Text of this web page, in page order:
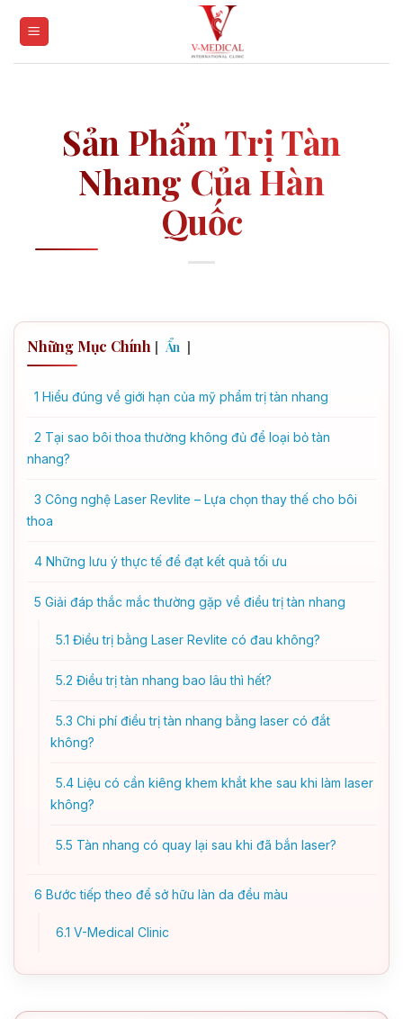
Sản Phẩm Trị Tàn
Nhang Của Hàn
Quốc
Những Mục Chính [ Ẩn ]
1 Hiểu đúng về giới hạn của mỹ phẩm trị tàn nhang
2 Tại sao bôi thoa thường không đủ để loại bỏ tàn
nhang?
3 Công nghệ Laser Revlite – Lựa chọn thay thế cho bôi
thoa
4 Những lưu ý thực tế để đạt kết quả tối ưu
5 Giải đáp thắc mắc thường gặp về điều trị tàn nhang
5.1 Điều trị bằng Laser Revlite có đau không?
5.2 Điều trị tàn nhang bao lâu thì hết?
5.3 Chi phí điều trị tàn nhang bằng laser có đắt
không?
5.4 Liệu có cần kiêng khem khắt khe sau khi làm laser
không?
5.5 Tàn nhang có quay lại sau khi đã bắn laser?
6 Bước tiếp theo để sở hữu làn da đều màu
6.1 V-Medical Clinic